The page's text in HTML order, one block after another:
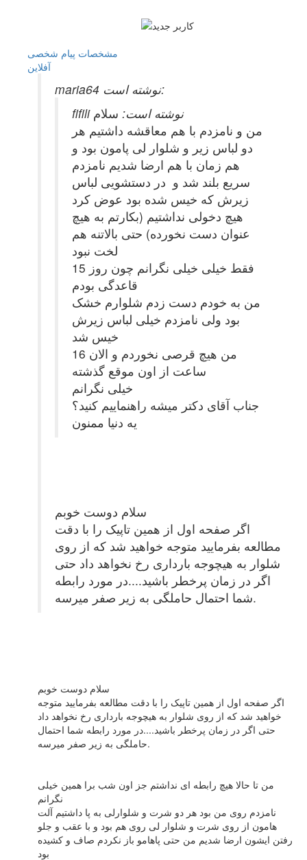
مشخصات پیام شخصی
آفلاين
maria64 نوشته است:
fifili نوشته است: سلام
من و نامزدم با هم معاقشه داشتیم هر
دو لباس زیر و شلوار لی پامون بود و
هم زمان با هم ارضا شدیم نامزدم
سریع بلند شد و در دستشویی لباس
زیرش که خیس شده بود عوض کرد
هیچ دخولی نداشتیم (بکارتم به هیچ
عنوان دست نخورده) حتی بالاتنه هم
لخت نبود
فقط خیلی خیلی نگرانم چون روز 15
قاعدگی بودم
من به خودم دست زدم شلوارم خشک
بود ولی نامزدم خیلی لباس زیرش
خیس شد
من هیچ قرصی نخوردم و الان 16
ساعت از اون موقع گذشته
خیلی نگرانم
جناب آقای دکتر میشه راهنماییم کنید؟
یه دنیا ممنون
سلام دوست خوبم
اگر صفحه اول از همین تاپیک را با دقت
مطالعه بفرمایید متوجه خواهید شد که از روی
شلوار به هیچوجه بارداری رخ نخواهد داد حتی
اگر در زمان پرخطر باشید....در مورد رابطه
شما احتمال حاملگی به زیر صفر میرسه.
سلام دوست خوبم
اگر صفحه اول از همین تاپیک را با دقت مطالعه بفرمایید متوجه
خواهید شد که از روی شلوار به هیچوجه بارداری رخ نخواهد داد
حتی اگر در زمان پرخطر باشید....در مورد رابطه شما احتمال
حاملگی به زیر صفر میرسه.
من تا حالا هیچ رابطه ای نداشتم جز اون شب برا همین خیلی
نگرانم
نامزدم روی من بود هر دو شرت و شلوارلی به پا داشتیم آلت
هامون از روی شرت و شلوار لی روی هم بود و با عقب و جلو
رفتن ایشون ارضا شدیم من حتی پاهامو باز نکردم صاف و کشیده
بود